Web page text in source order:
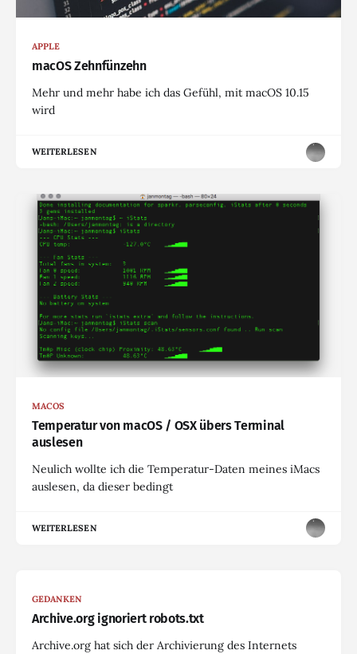
APPLE
macOS Zehnfünzehn
Mehr und mehr habe ich das Gefühl, mit macOS 10.15
wird
WEITERLESEN
MACOS
Temperatur von macOS / OSX übers Terminal
auslesen
Neulich wollte ich die Temperatur-Daten meines iMacs
auslesen, da dieser bedingt
WEITERLESEN
GEDANKEN
Archive.org ignoriert robots.txt
Archive.org hat sich der Archivierung des Internets